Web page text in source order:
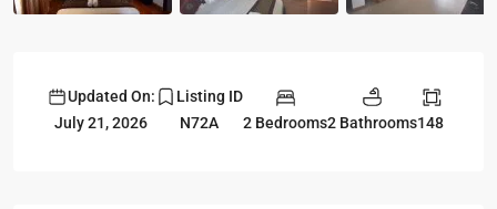
Updated On:
July 21, 2026
Listing ID
N72A
2 Bedrooms2 Bathrooms148